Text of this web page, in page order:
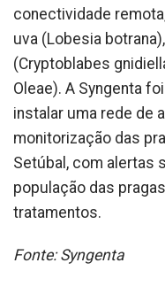
conectividade
uva (Lobesia
(Cryptoblabes
Oleae). A Syngenta
instalar uma rede de
monitorização das
Setúbal, com alertas
população das
tratamentos.
Fonte: Syngenta